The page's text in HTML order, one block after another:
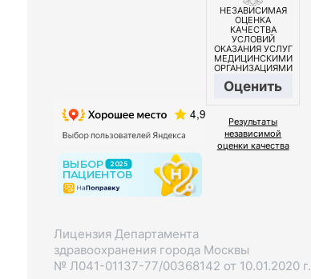
НЕЗАВИСИМАЯ
ОЦЕНКА
КАЧЕСТВА
УСЛОВИЙ
ОКАЗАНИЯ УСЛУГ
МЕДИЦИНСКИМИ
ОРГАНИЗАЦИЯМИ
Оценить
Результаты
независимой
оценки качества
Лицензия Департамента
здравоохранения города Москвы
№ Л041-01137-77/00368142 от 10.01.2020 г.